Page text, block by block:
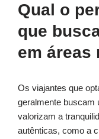
Qual o
que
em áreas
Os viajantes que
geralmente buscam
valorizam a
autênticas, como a